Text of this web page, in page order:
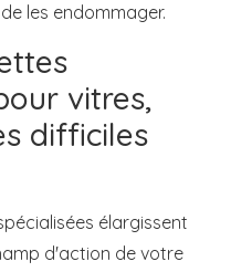
les endommager.
vitres,
difficiles
élargissent
d'action de votre